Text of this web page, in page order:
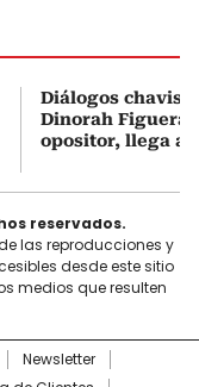
Diálogos
Dinorah
opositor, llega a
reservados.
las reproducciones y
desde este sitio
medios que resulten
Newsletter